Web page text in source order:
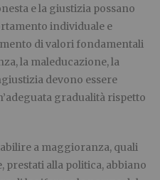
e la giustizia possano
individuale e
di valori fondamentali
la maleducazione, la
devono essere
gradualità rispetto
a maggioranza, quali
prestati alla politica, abbiano